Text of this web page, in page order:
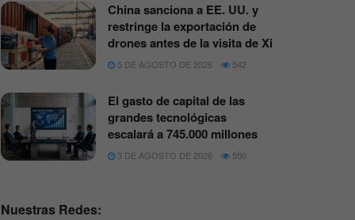
China sanciona a EE. UU. y
restringe la exportación de
drones antes de la visita de Xi
5 DE AGOSTO DE 2026 542
El gasto de capital de las
grandes tecnológicas
escalará a 745.000 millones
3 DE AGOSTO DE 2026 550
Nuestras Redes: